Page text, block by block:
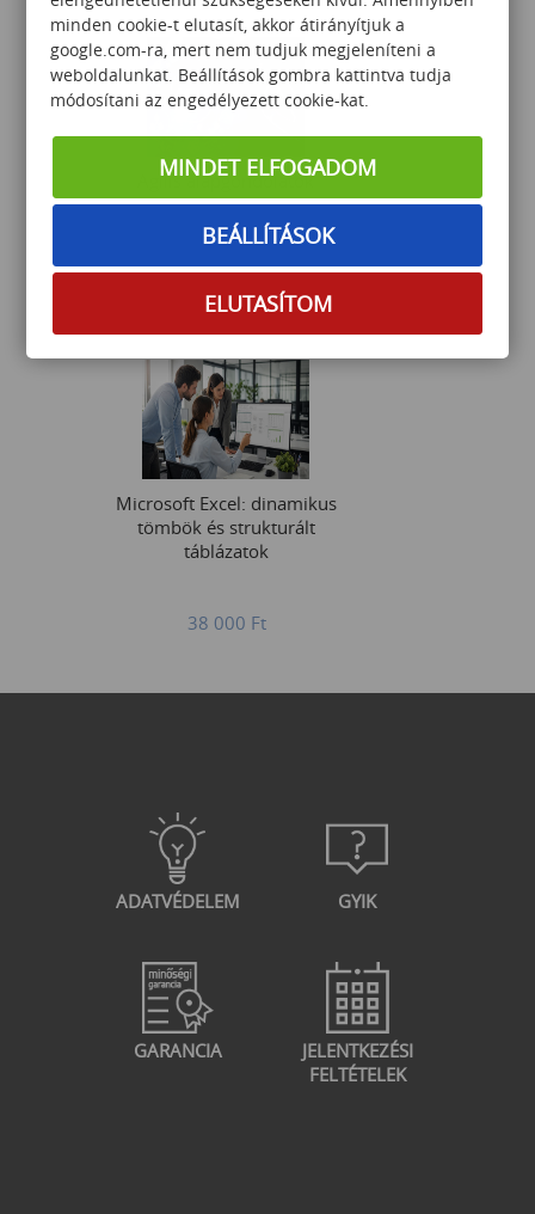
Agilis alapgondolatok
165 000Ft
Microsoft Excel: dinamikus
tömbök és strukturált
táblázatok
38 000 Ft
ADATVÉDELEM GYIK
GARANCIA
JELENTKEZÉSI
FELTÉTELEK
minden cookie-t elutasít, akkor átirányítjuk a
google.com-ra, mert nem tudjuk megjeleníteni a
weboldalunkat. Beállítások gombra kattintva tudja
módosítani az engedélyezett cookie-kat.
MINDET ELFOGADOM
BEÁLLÍTÁSOK
ELUTASÍTOM